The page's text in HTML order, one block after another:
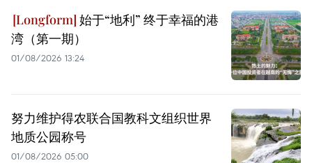
始于“地利” 终于幸福的港
湾（第一期）
01/08/2026 13:24
努力维护得农联合国教科文组织世界
地质公园称号
01/08/2026 05:00